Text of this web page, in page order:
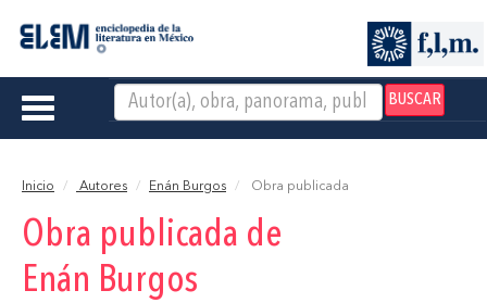
BUSCAR
Toggle
Inicio Autores Enán Burgos Obra publicada
Obra publicada de
Enán Burgos